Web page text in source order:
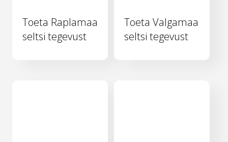
Toeta Raplamaa
seltsi tegevust
Toeta Valgamaa
seltsi tegevust